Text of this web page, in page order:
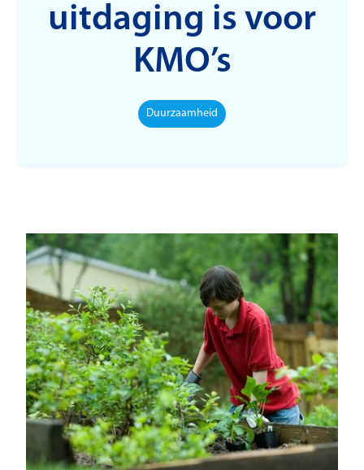
uitdaging is voor
KMO’s
Duurzaamheid